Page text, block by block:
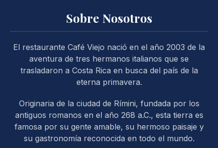
Sobre Nosotros
El restaurante Café Viejo nació en el año 2003 de la
aventura de tres hermanos italianos que se
trasladaron a Costa Rica en busca del país de la
eterna primavera.
Originaria de la ciudad de Rímini, fundada por los
antiguos romanos en el año 268 a.C., esta tierra es
famosa por su gente amable, su hermoso paisaje y
su gastronomía reconocida en todo el mundo.